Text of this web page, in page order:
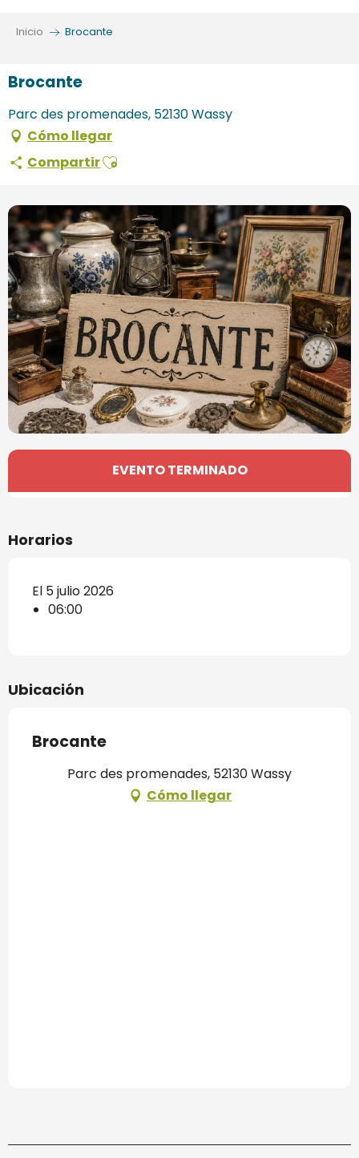
Inicio Brocante
Brocante
Parc des promenades, 52130 Wassy
Cómo llegar
CompartirAjouter aux favoris
Horarios y datos de contacto
EVENTO TERMINADO
Horarios
El 5 julio 2026
06:00
Ubicación
Brocante
Parc des promenades, 52130 Wassy
Cómo llegar